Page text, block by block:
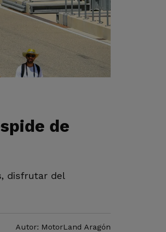
de
disfrutar del
Autor: MotorLand Aragón